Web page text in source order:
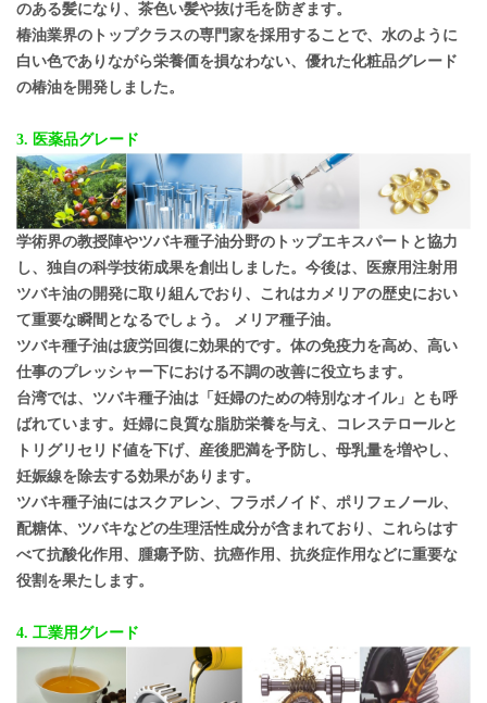
のある髪になり、茶色い髪や抜け毛を防ぎます。
椿油業界のトップクラスの専門家を採用することで、水のように
白い色でありながら栄養価を損なわない、優れた化粧品グレード
の椿油を開発しました。
3. 医薬品グレード
学術界の教授陣やツバキ種子油分野のトップエキスパートと協力
し、独自の科学技術成果を創出しました。今後は、医療用注射用
ツバキ油の開発に取り組んでおり、これはカメリアの歴史におい
て重要な瞬間となるでしょう。 メリア種子油。
ツバキ種子油は疲労回復に効果的です。体の免疫力を高め、高い
仕事のプレッシャー下における不調の改善に役立ちます。
台湾では、ツバキ種子油は「妊婦のための特別なオイル」とも呼
ばれています。妊婦に良質な脂肪栄養を与え、コレステロールと
トリグリセリド値を下げ、産後肥満を予防し、母乳量を増やし、
妊娠線を除去する効果があります。
ツバキ種子油にはスクアレン、フラボノイド、ポリフェノール、
配糖体、ツバキなどの生理活性成分が含まれており、これらはす
べて抗酸化作用、腫瘍予防、抗癌作用、抗炎症作用などに重要な
役割を果たします。
4. 工業用グレード